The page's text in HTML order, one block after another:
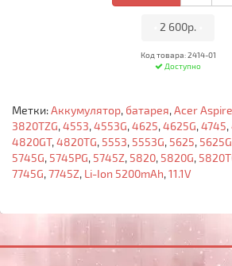
2 600р.
Код товара: 2414-01
Доступно
Метки:Аккумулятор, батарея,Acer Aspire
3820TZG,4553,4553G,4625,4625G,4745,
4820GT,4820TG, 5553, 5553G, 5625, 5625G
5745G, 5745PG, 5745Z, 5820, 5820G,
7745G,7745Z, Li-Ion 5200mAh,11.1V